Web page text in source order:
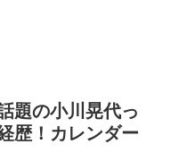
題の小川晃代っ
歴！カレンダー